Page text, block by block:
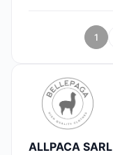
1
ALLPACA SARL